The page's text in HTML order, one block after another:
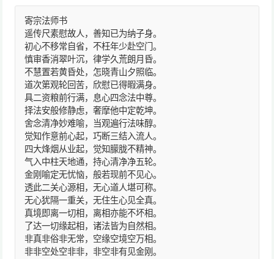
寄宗法师书
遥传尺素慰故人，善知已为纳子身。
初心不移常自省，不枉年少赴空门。
慎审香消翠叶沉，律学久荒朗月昏。
不慧置若黄昏处，怎晓青山夕照临。
道次第观轮回苦，欣慰已得暇满身。
具二资粮前行满，息心四念法中尊。
择法安般修静虑，奢摩他中定乾坤。
舍念清净妙难喻，当观遍行法味醇。
觉知作意前心起，巧断三结入流人。
四大烽烟从业起，觉知朦胧不精神。
气入中柱天地通，持心清净净五轮。
金刚喻定无忧恼，般若现前不见心。
透此二关心源相，无心道人堪可称。
无心犹隔一重关，无住生心见全真。
真境即离一切相，离相亦能不坏相。
了达一切缘起相，诸法皆为自然相。
非真非俗非无常，空缘空境空万相。
非非空处空非非，非空非有见金刚。